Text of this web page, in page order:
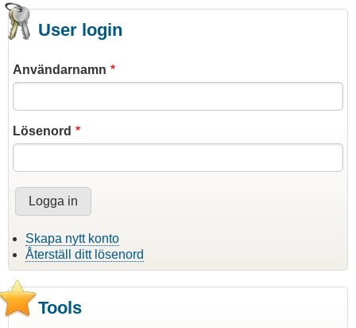
User login
Användarnamn
Lösenord
Skapa nytt konto
Återställ ditt lösenord
Tools